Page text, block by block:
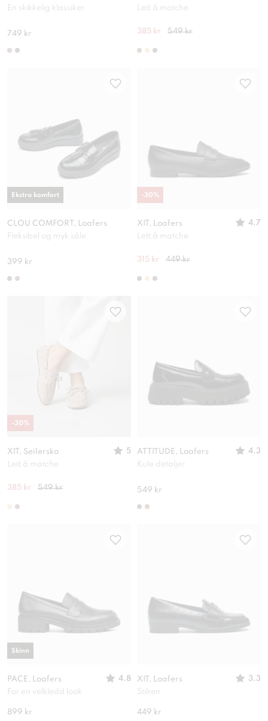
En skikkelig klassiker
749 kr
Lett å matche
385 kr 549 kr
CLOU COMFORT, Loafers
Fleksibel og myk såle
399 kr
Ekstra komfort
XIT, Loafers
4.7
Lett å matche
315 kr 449 kr
-30%
XIT, Seilersko
5
Lett å matche
385 kr 549 kr
-30%
ATTITUDE, Loafers
4.3
Kule detaljer
549 kr
PACE, Loafers
4.8
For en velkledd look
899 kr
Skinn
XIT, Loafers
3.3
Stilren
449 kr